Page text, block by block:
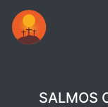
SALMOS